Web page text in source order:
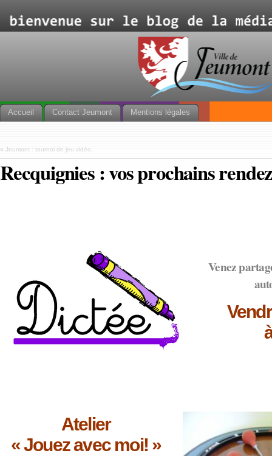
Accueil Contact Jeumont Mentions légales
« Jeumont : tournoi de jeu vidéo
Recquignies : vos prochains
Venez
Atelier
« Jouez avec moi! »